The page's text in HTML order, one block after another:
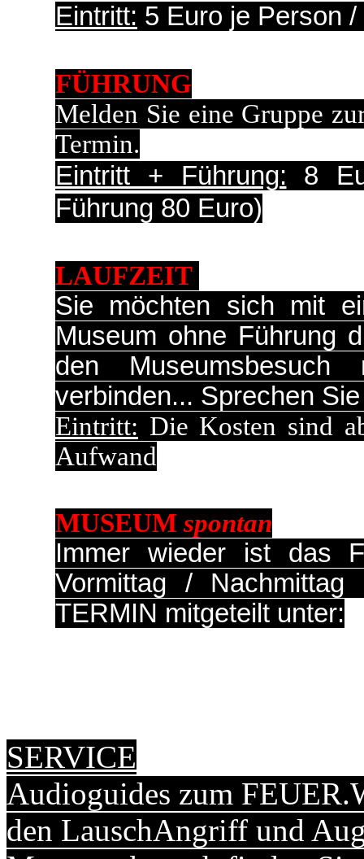
Eintritt: 5 Euro je Person
FÜHRUNG
Melden Sie eine Gruppe
Termin.
Eintritt + Führung: 8
Führung 80 Euro)
LAUFZEIT
Sie möchten sich mit
Museum ohne Führung
den
verbinden... Sprechen
Eintritt: Die Kosten sind
Aufwand
MUSEUM spontan
Immer wieder ist das
Vormittag /
TERMIN mitgeteilt unter:
SERVICE
Audioguides zum
den LauschAngriff und